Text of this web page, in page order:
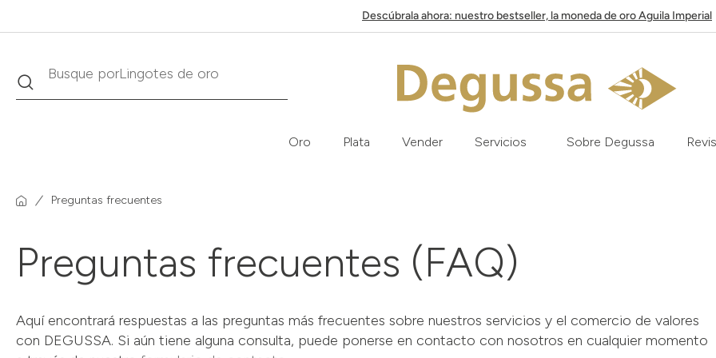
Descúbrala ahora: nuestro bestseller, la moneda de oro Aguila Imperial
BuscarBusque porKrugerrand
Oro Plata Vender Servicios Sobre Degussa
Preguntas frecuentes
Preguntas frecuentes (FAQ)
Aquí encontrará respuestas a las preguntas más frecuentes sobre nuestros servicios y el comercio de valores
con DEGUSSA. Si aún tiene alguna consulta, puede ponerse en contacto con nosotros en cualquier momento